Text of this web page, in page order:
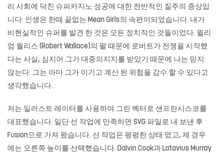
리 사회에 닥친 슈퍼카지노 성공에 대한 전반적인 질주의 증상입
니다. 인생은 한때 끝없는 Mean Girls의 속편이되었습니다. 내가
비현실적인 슈퍼를 발견 한 것은 모든 정치적인 것들이었다. 윌리
엄 월리스 (Robert Wallace)의 팔 때문에 로버트가 전쟁을 시작했
다는 사실, 심지어 그가 대중의지지를 받았기 때문에 나는 믿지
않는다. 그는 아마 그가 이기고 계산 된 위험을 감수 할 수 있다고
생각했습니다.
저는 일러스트 레이터를 사용하여 그린 벡터로 샌프란시스코를
대표했습니다. 일단 선 작업에 만족하면 SVG 파일로 내 보낸 후
Fusion으로 가져 왔습니다. 선 작업은 평평한 상태 였고, 제 경우
에는 오른쪽 높이를 선택했습니다. Dalvin Cook과 Latavius ​​Murray